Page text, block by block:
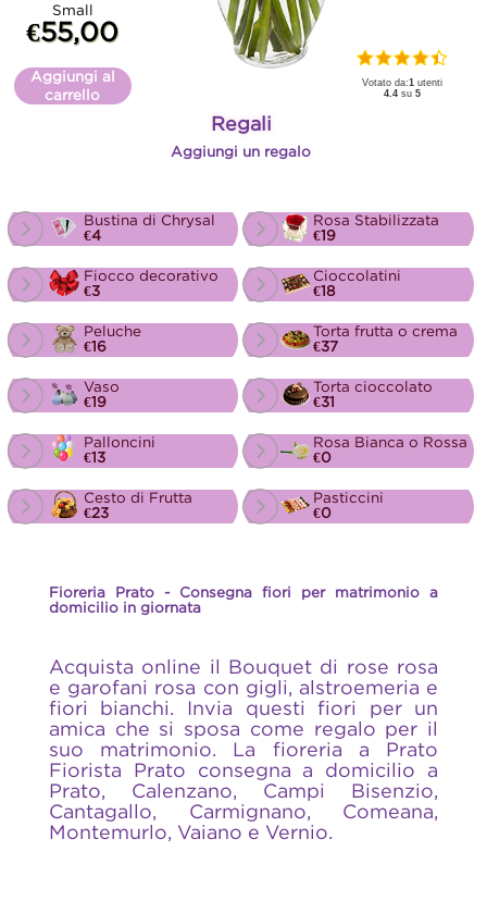
Small
€55,00
Aggiungi al
carrello
Votato da:1 utenti
4.4 su5
Regali
Aggiungi un regalo
Bustina di Chrysal
€4
Fiocco decorativo
€3
Peluche
€16
Vaso
€19
Palloncini
€13
Cesto di Frutta
€23
Rosa Stabilizzata
€19
Cioccolatini
€18
Torta frutta o crema
€37
Torta cioccolato
€31
Rosa Bianca o Rossa
€0
Pasticcini
€0
Fioreria Prato - Consegna fiori per matrimonio a
domicilio in giornata
Acquista online il Bouquet di rose rosa
e garofani rosa con gigli, alstroemeria e
fiori bianchi. Invia questi fiori per un
amica che si sposa come regalo per il
suo matrimonio. La fioreria a Prato
Fiorista Prato consegna a domicilio a
Prato, Calenzano, Campi Bisenzio,
Cantagallo, Carmignano, Comeana,
Montemurlo, Vaiano e Vernio.